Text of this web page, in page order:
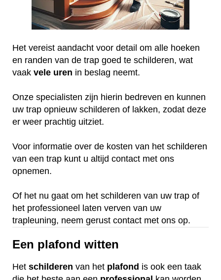
Het vereist aandacht voor detail om alle hoeken
en randen van de trap goed te schilderen, wat
vaak vele uren in beslag neemt.
Onze specialisten zijn hierin bedreven en kunnen
uw trap opnieuw schilderen of lakken, zodat deze
er weer prachtig uitziet.
Voor informatie over de kosten van het schilderen
van een trap kunt u altijd contact met ons
opnemen.
Of het nu gaat om het schilderen van uw trap of
het professioneel laten verven van uw
trapleuning, neem gerust contact met ons op.
Een plafond witten
Het schilderen van het plafond is ook een taak